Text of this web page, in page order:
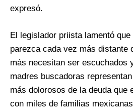
expresó.
El legislador priista lamentó
parezca cada vez más distante
más necesitan ser escuchados
madres buscadoras
más dolorosos de la deuda que
con miles de familias